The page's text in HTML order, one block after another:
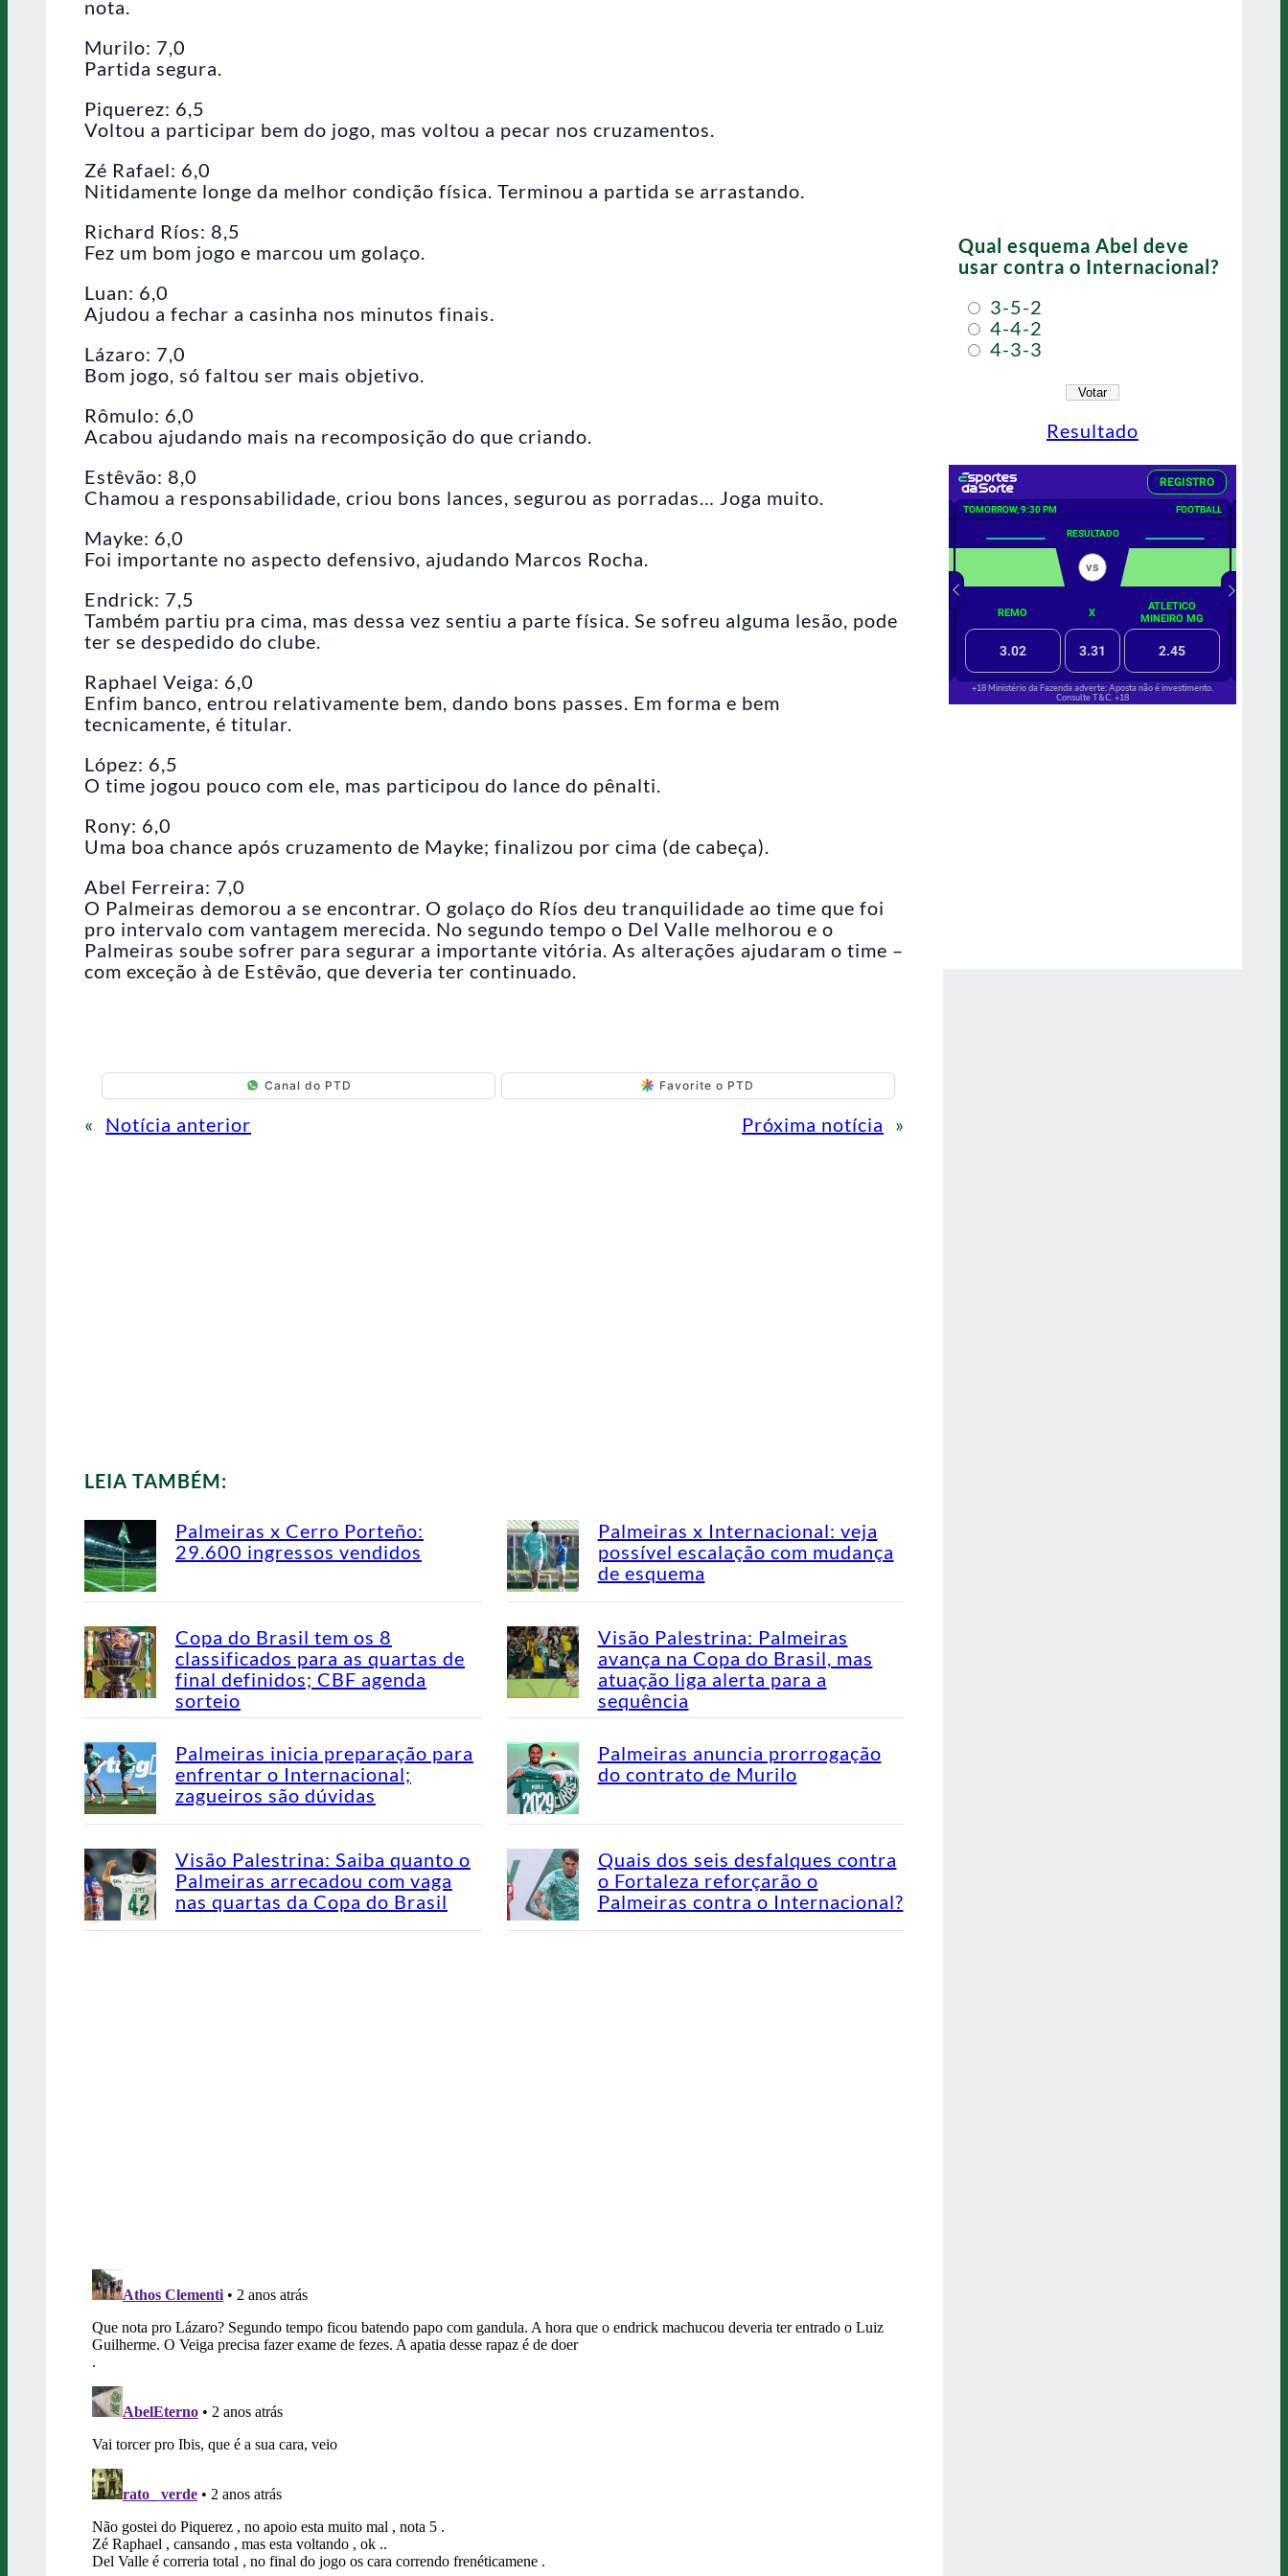
nota.
Murilo: 7,0
Partida segura.
Piquerez: 6,5
Voltou a participar bem do jogo, mas voltou a pecar nos cruzamentos.
Zé Rafael: 6,0
Nitidamente longe da melhor condição física. Terminou a partida se arrastando.
Richard Ríos: 8,5
Fez um bom jogo e marcou um golaço.
Luan: 6,0
Ajudou a fechar a casinha nos minutos finais.
Lázaro: 7,0
Bom jogo, só faltou ser mais objetivo.
Rômulo: 6,0
Acabou ajudando mais na recomposição do que criando.
Estêvão: 8,0
Chamou a responsabilidade, criou bons lances, segurou as porradas… Joga muito.
Mayke: 6,0
Foi importante no aspecto defensivo, ajudando Marcos Rocha.
Endrick: 7,5
Também partiu pra cima, mas dessa vez sentiu a parte física. Se sofreu alguma lesão, pode
ter se despedido do clube.
Raphael Veiga: 6,0
Enfim banco, entrou relativamente bem, dando bons passes. Em forma e bem
tecnicamente, é titular.
López: 6,5
O time jogou pouco com ele, mas participou do lance do pênalti.
Rony: 6,0
Uma boa chance após cruzamento de Mayke; finalizou por cima (de cabeça).
Abel Ferreira: 7,0
O Palmeiras demorou a se encontrar. O golaço do Ríos deu tranquilidade ao time que foi
pro intervalo com vantagem merecida. No segundo tempo o Del Valle melhorou e o
Palmeiras soube sofrer para segurar a importante vitória. As alterações ajudaram o time –
com exceção à de Estêvão, que deveria ter continuado.
Canal do PTD Favorite o PTD
« Notícia anterior Próxima notícia »
LEIA TAMBÉM:
Palmeiras x Cerro Porteño:
29.600 ingressos vendidos
Palmeiras x Internacional: veja
possível escalação com mudança
de esquema
Copa do Brasil tem os 8
classificados para as quartas de
final definidos; CBF agenda
sorteio
Visão Palestrina: Palmeiras
avança na Copa do Brasil, mas
atuação liga alerta para a
sequência
Palmeiras inicia preparação para
enfrentar o Internacional;
zagueiros são dúvidas
Palmeiras anuncia prorrogação
do contrato de Murilo
Visão Palestrina: Saiba quanto o
Palmeiras arrecadou com vaga
nas quartas da Copa do Brasil
Quais dos seis desfalques contra
o Fortaleza reforçarão o
Palmeiras contra o Internacional?
Qual esquema Abel deve
usar contra o Internacional?
3-5-2
4-4-2
4-3-3
Resultado